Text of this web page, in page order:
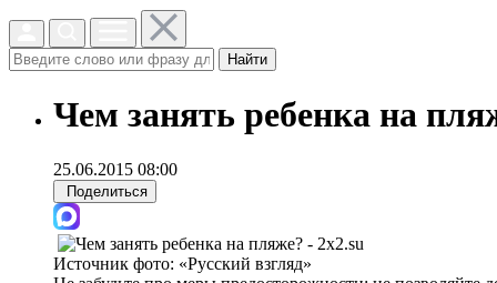
Найти
Чем занять ребенка на
25.06.2015 08:00
Поделиться
Источник фото: «Русский взгляд»